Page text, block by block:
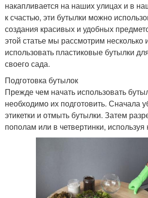
накапливается на наших улицах и в
к счастью, эти бутылки можно
создания красивых и удобных
этой статье мы рассмотрим несколько
использовать пластиковые бутылки
своего сада.
Подготовка бутылок
Прежде чем начать использовать
необходимо их подготовить. Сначала
этикетки и отмыть бутылки. Затем
пополам или в четвертинки,